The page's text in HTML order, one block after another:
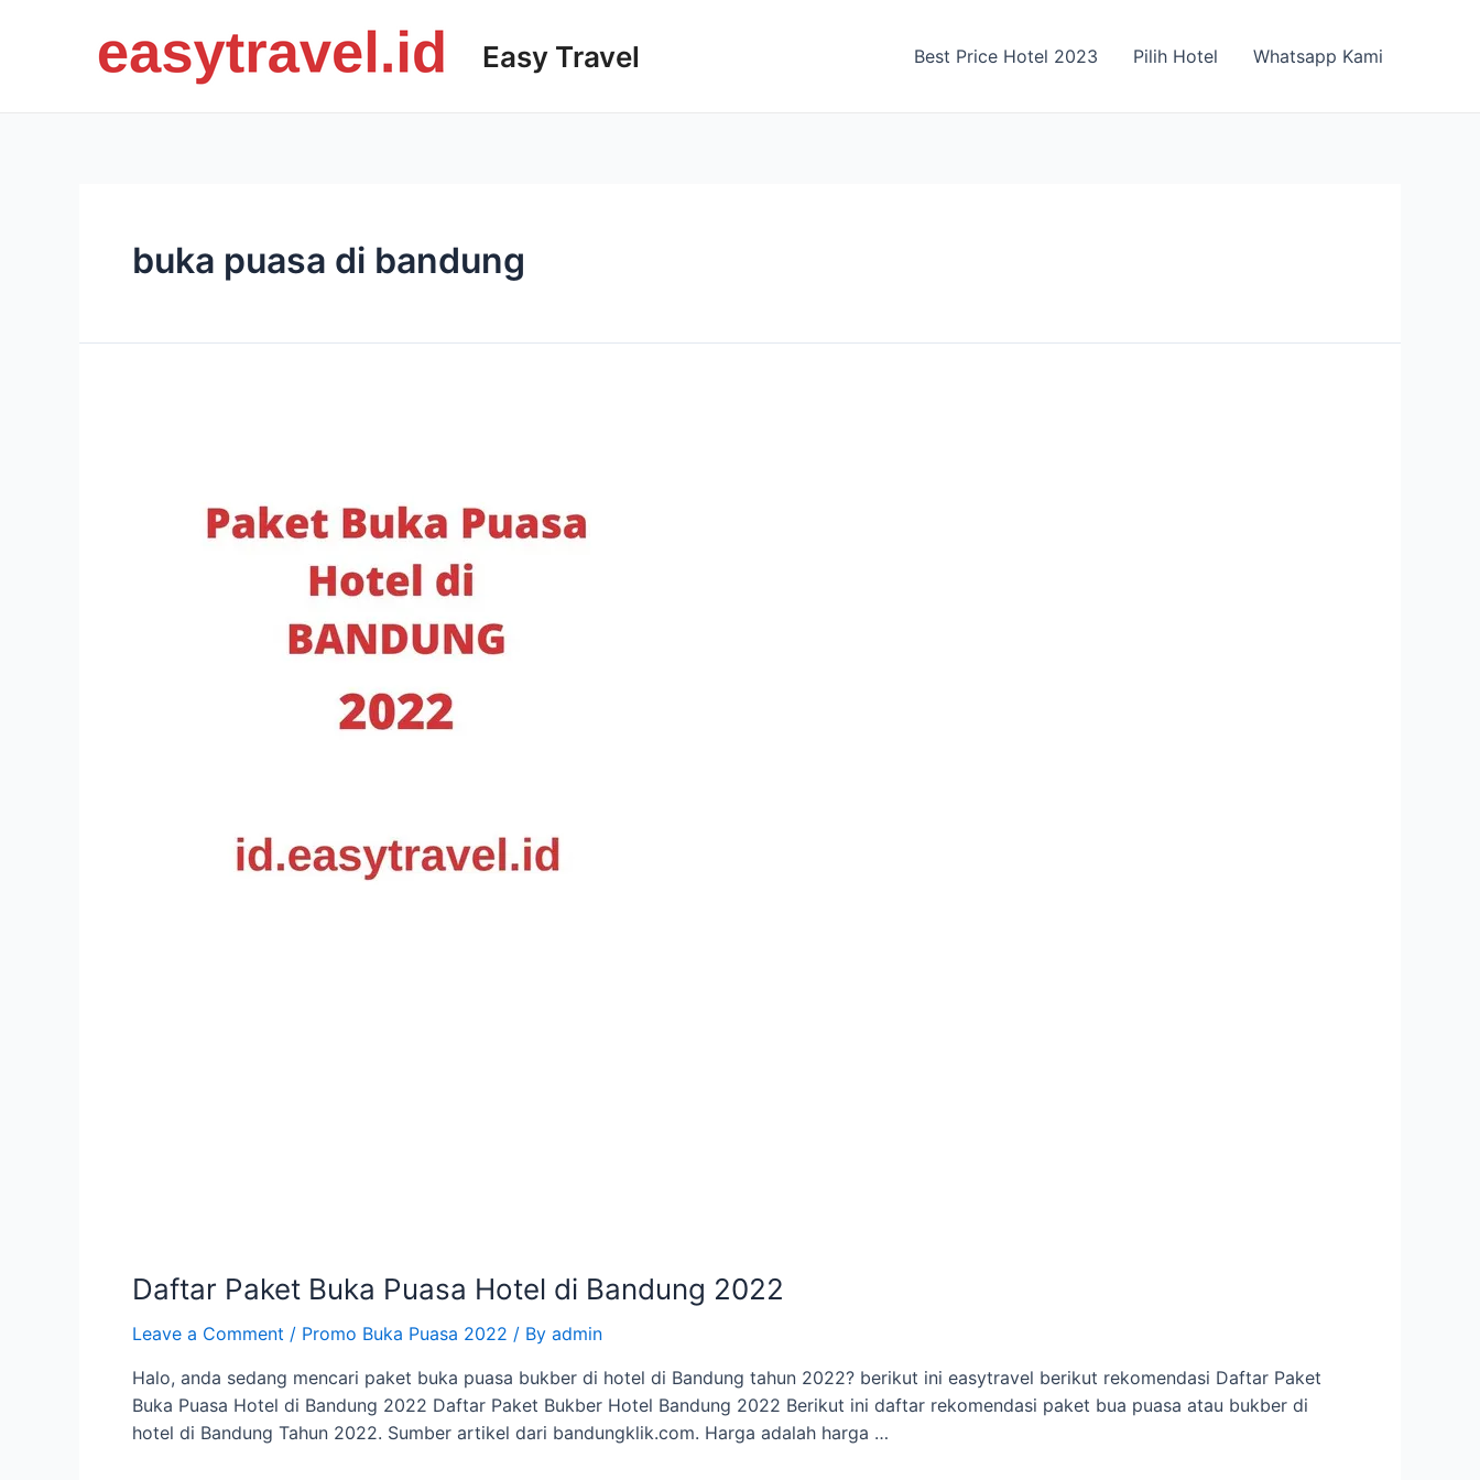
Easy Travel Best Price Hotel 2023 Pilih Hotel Whatsapp Kami
buka puasa di bandung
Daftar Paket Buka Puasa Hotel di Bandung 2022
Leave a Comment / Promo Buka Puasa 2022 / By admin
Halo, anda sedang mencari paket buka puasa bukber di hotel di Bandung tahun 2022? berikut ini easytravel berikut rekomendasi Daftar Paket
Buka Puasa Hotel di Bandung 2022 Daftar Paket Bukber Hotel Bandung 2022 Berikut ini daftar rekomendasi paket bua puasa atau bukber di
hotel di Bandung Tahun 2022. Sumber artikel dari bandungklik.com. Harga adalah harga …